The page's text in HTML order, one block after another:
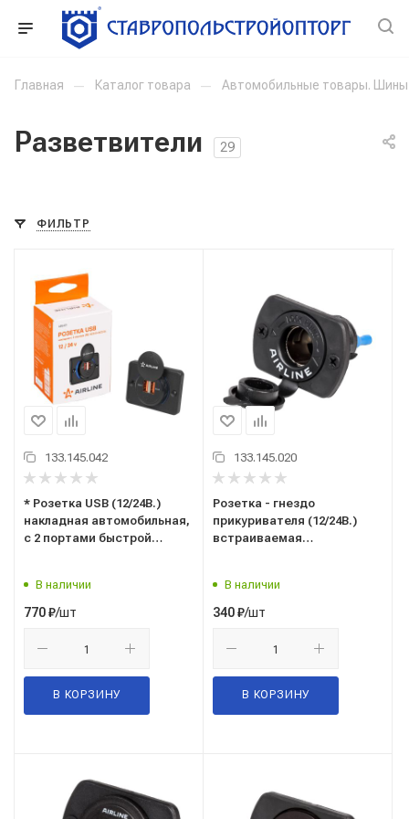
Главная — Каталог товара — Автомобильные товары. Шины
Разветвители 29
ФИЛЬТР
133.145.042
* Розетка USB (12/24В.)
накладная автомобильная,
с 2 портами быстрой
В наличии
770₽/шт
В КОРЗИНУ
133.145.020
Розетка - гнездо
прикуривателя (12/24В.)
встраиваемая
Вт. ("AIRLINE") AEBJ204
В наличии
340₽/шт
В КОРЗИНУ